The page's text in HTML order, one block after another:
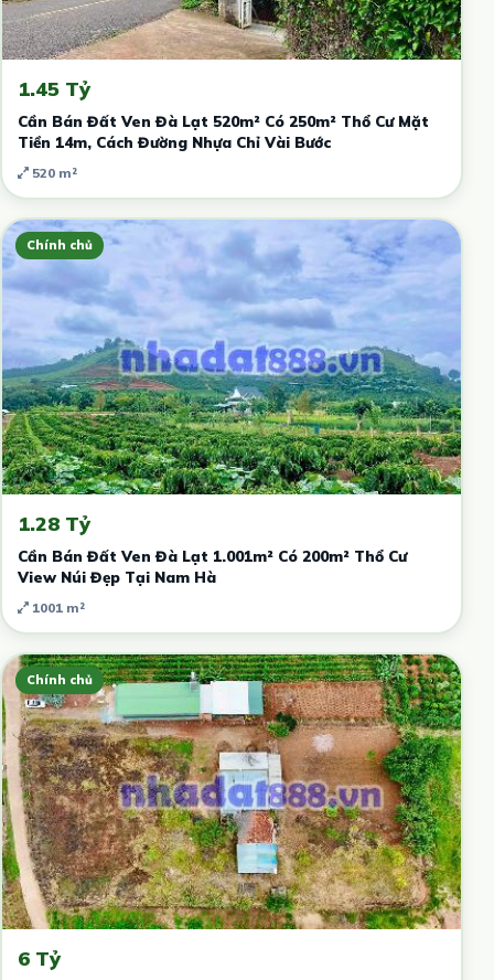
1.45 Tỷ
Cần Bán Đất Ven Đà Lạt 520m² Có 250m² Thổ Cư Mặt
Tiền 14m, Cách Đường Nhựa Chỉ Vài Bước
520 m²
Chính chủ
1.28 Tỷ
Cần Bán Đất Ven Đà Lạt 1.001m² Có 200m² Thổ Cư
View Núi Đẹp Tại Nam Hà
1001 m²
Chính chủ
6 Tỷ